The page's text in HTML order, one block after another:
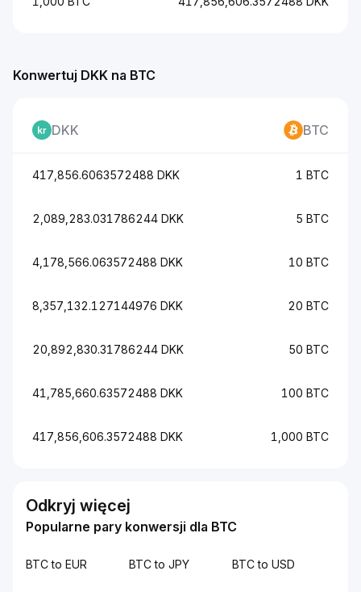
Konwertuj DKK na BTC
DKK BTC
417,856.6063572488 DKK 1 BTC
2,089,283.031786244 DKK 5 BTC
4,178,566.063572488 DKK 10 BTC
8,357,132.127144976 DKK 20 BTC
20,892,830.31786244 DKK 50 BTC
41,785,660.63572488 DKK 100 BTC
417,856,606.3572488 DKK 1,000 BTC
Odkryj więcej
Popularne pary konwersji dla BTC
BTC to EUR BTC to JPY BTC to USD